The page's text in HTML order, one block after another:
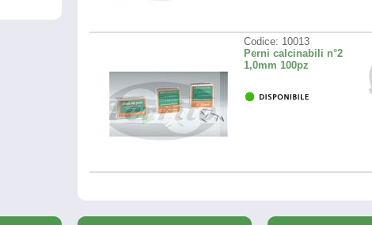
Codice: 10013
Perni calcinabili n°2
1,0mm 100pz